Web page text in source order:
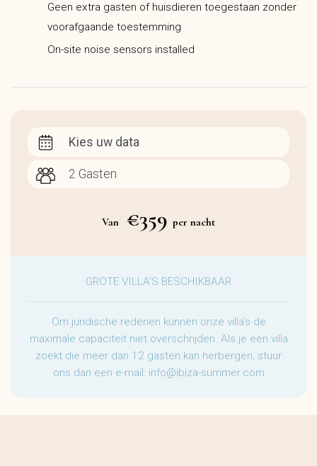
Geen extra gasten of huisdieren toegestaan zonder
voorafgaande toestemming
On-site noise sensors installed
Kies uw data
Van €359 per nacht
GROTE VILLA'S BESCHIKBAAR
Om juridische redenen kunnen onze villa's de
maximale capaciteit niet overschrijden. Als je een villa
zoekt die meer dan 12 gasten kan herbergen, stuur
ons dan een e-mail: info@ibiza-summer.com